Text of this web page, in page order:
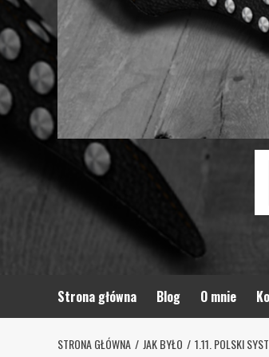
Strona główna Blog O mnie
STRONA GŁÓWNA JAK BYŁO 1.11. POLSKI